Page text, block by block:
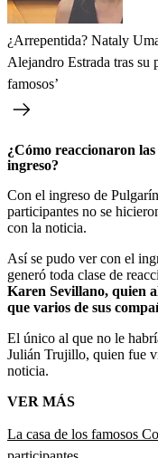
¿Arrepentida? Nataly
Alejandro Estrada tras su
famosos’
¿Cómo reaccionaron
ingreso?
Con el ingreso de
participantes no se
con la noticia.
Así se pudo ver con el
generó toda clase de
Karen Sevillano, quien
que varios de sus
El único al que no le
Julián Trujillo, quien fue
noticia.
VER MÁS
La casa de los famosos